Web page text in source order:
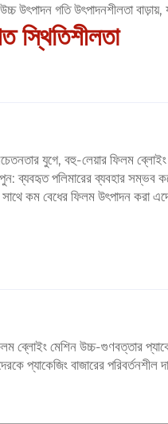
উৎপাদন গতি উৎপাদনশীলতা
স্থিতিশীলতা
যুগে, বহু-লেয়ার ফিলম ব্লোইং
ব্যবহৃত পলিমারের ব্যবহার সম্ভব
কম বেধের ফিলম উৎপাদন করা
ব্লোইং মেশিন উচ্চ-গুণবত্তার
প্যাকেজিং বাজারের পরিবর্তনশীল